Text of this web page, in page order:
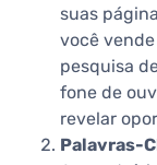
suas
você
pesquisa
fone de
revelar
Palavras-